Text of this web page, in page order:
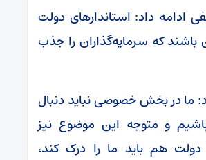
ادامه داد: استاندار‌های دولت
باشند که سرمایه‌گذاران را جذب
ما در بخش خصوصی نباید دنبال
و متوجه این موضوع نیز
هم باید ما را درک کند،